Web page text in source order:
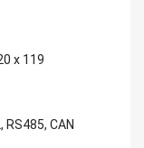
x 119
CAN